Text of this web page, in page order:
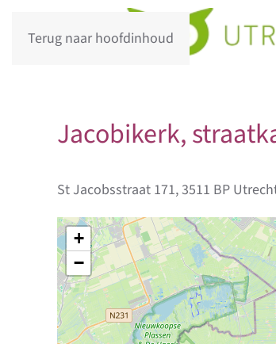
Terug naar hoofdinhoud
Jacobikerk,
St Jacobsstraat 171, 3511 BP
+
−